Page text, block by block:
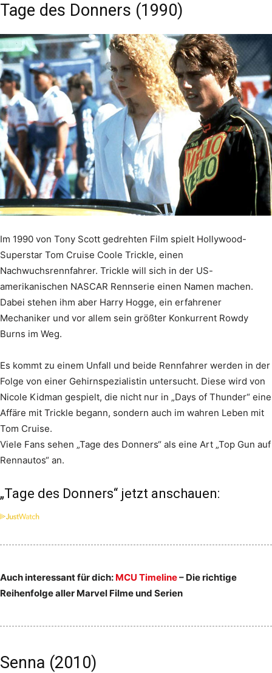
Tage des Donners (1990)
Im 1990 von Tony Scott gedrehten Film spielt Hollywood-
Superstar Tom Cruise Coole Trickle, einen
Nachwuchsrennfahrer. Trickle will sich in der US-
amerikanischen NASCAR Rennserie einen Namen machen.
Dabei stehen ihm aber Harry Hogge, ein erfahrener
Mechaniker und vor allem sein größter Konkurrent Rowdy
Burns im Weg.
Es kommt zu einem Unfall und beide Rennfahrer werden in der
Folge von einer Gehirnspezialistin untersucht. Diese wird von
Nicole Kidman gespielt, die nicht nur in „Days of Thunder“ eine
Affäre mit Trickle begann, sondern auch im wahren Leben mit
Tom Cruise.
Viele Fans sehen „Tage des Donners“ als eine Art „Top Gun auf
Rennautos“ an.
„Tage des Donners“ jetzt anschauen:
Auch interessant für dich: MCU Timeline– Die richtige
Reihenfolge aller Marvel Filme und Serien
Senna (2010)